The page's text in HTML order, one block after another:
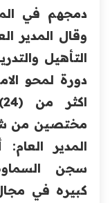
دمجهم في
وقال المدير
دورة لمحو
مختصين من
المدير
سجن
كبيره في مجال